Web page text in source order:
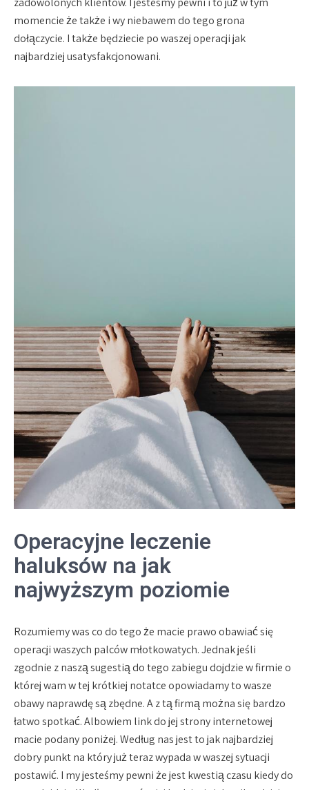
momencie że także i wy niebawem do tego grona
dołączycie. I także będziecie po waszej operacji jak
najbardziej usatysfakcjonowani.
Operacyjne leczenie
haluksów na jak
najwyższym poziomie
Rozumiemy was co do tego że macie prawo obawiać się
operacji waszych palców młotkowatych. Jednak jeśli
zgodnie z naszą sugestią do tego zabiegu dojdzie w firmie o
której wam w tej krótkiej notatce opowiadamy to wasze
obawy naprawdę są zbędne. A z tą firmą można się bardzo
łatwo spotkać. Albowiem link do jej strony internetowej
macie podany poniżej. Według nas jest to jak najbardziej
dobry punkt na który już teraz wypada w waszej sytuacji
postawić. I my jesteśmy pewni że jest kwestią czasu kiedy do